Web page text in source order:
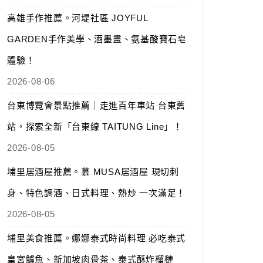
高雄手作推薦。河堤社區 JOYFUL
GARDEN手作美學、酒墨畫、氨基酸寶石皂
體驗！
2026-08-06
台東博覽會景點推薦｜走進百年車站 台東舊
站，探索全新「台東線 TAITUNG Line」！
2026-08-05
埔里居酒屋推薦。慕 MUSA居酒屋 現切刺
身、特色調酒、日式料理、熱炒 一次滿足！
2026-08-05
埔里美食推薦。娜娜泰式時尚料理 必吃泰式
皇宮鱸魚、新加坡肉骨茶、泰式酥炸榴槤